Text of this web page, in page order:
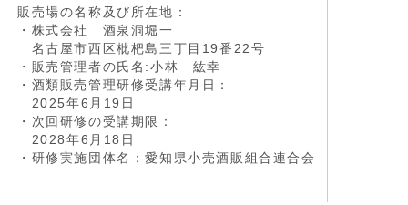
販売場の名称及び所在地：
・株式会社 酒泉洞堀一
名古屋市西区枇杷島三丁目19番22号
・販売管理者の氏名:小林 紘幸
・酒類販売管理研修受講年月日：
2025年6月19日
・次回研修の受講期限：
2028年6月18日
・研修実施団体名：愛知県小売酒販組合連合会